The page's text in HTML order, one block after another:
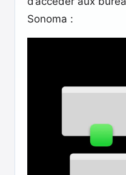
Sonoma :